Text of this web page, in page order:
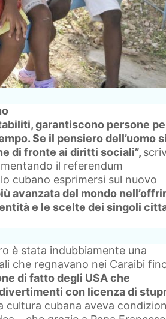
garantiscono persone
Se il pensiero dell’uomo si
di fronte ai diritti sociali”,
il referendum
cubano esprimersi sul nuovo
avanzata del mondo
e le scelte dei singoli
è stata indubbiamente una
che regnavano nei Caraibi
di fatto degli USA che
con licenza di
cubana aveva